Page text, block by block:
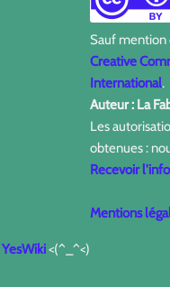
Sauf mention
Creative
International.
Auteur : La
Les
obtenues :
Recevoir
Mentions
YesWiki<(^_^<)